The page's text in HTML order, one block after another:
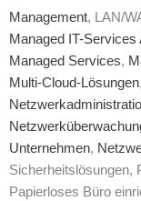
Management, LAN/
Managed IT-Services
Managed Services,
Multi-Cloud-Lösungen,
Unternehmen,
Sicherheitslösungen,
Papierloses Büro